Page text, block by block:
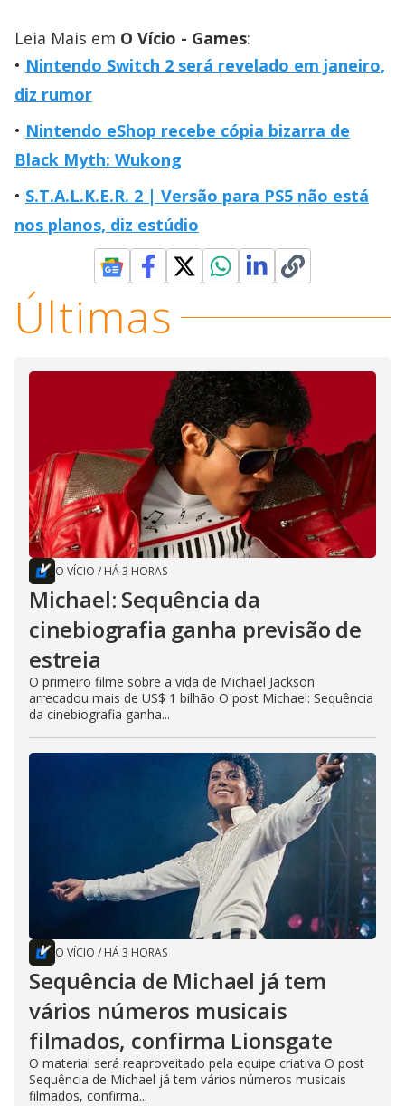
Leia Mais em O Vício - Games:
Nintendo Switch 2 será revelado em janeiro,
diz rumor
Nintendo eShop recebe cópia bizarra de
Black Myth: Wukong
S.T.A.L.K.E.R. 2 | Versão para PS5 não está
nos planos, diz estúdio
Últimas
O VÍCIO / HÁ 3 HORAS
Michael: Sequência da
cinebiografia ganha previsão de
estreia
O primeiro filme sobre a vida de Michael Jackson
arrecadou mais de US$ 1 bilhão O post Michael: Sequência
da cinebiografia ganha...
O VÍCIO / HÁ 3 HORAS
Sequência de Michael já tem
vários números musicais
filmados, confirma Lionsgate
O material será reaproveitado pela equipe criativa O post
Sequência de Michael já tem vários números musicais
filmados, confirma...